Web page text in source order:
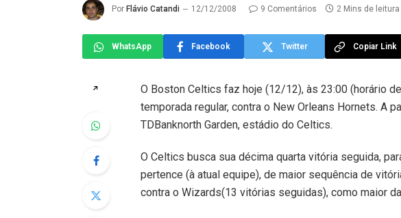
Por Flávio Catandi 12/12/2008 9 Comentários 2 Mins de leitura
WhatsApp Facebook Twitter Copiar Link
↗
O Boston Celtics faz hoje (12/12), às 23:00 (horário
temporada regular, contra o New Orleans Hornets. A
TDBanknorth Garden, estádio do Celtics.
O Celtics busca sua décima quarta vitória seguida,
pertence (à atual equipe), de maior sequência de
contra o Wizards(13 vitórias seguidas), como maior